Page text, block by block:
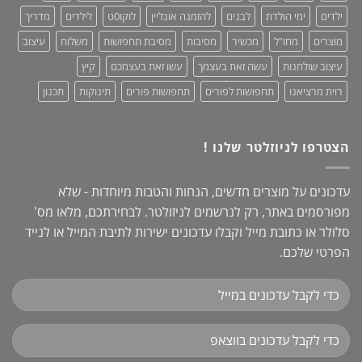
ילדים
ימי הולדת לבנים להזמנה אונליין לוקו0ט לילדים
מדריך
מוצרים
מחו"ל מכשיר מסיבות מסיבת תחפושות משלוח
עיצוב
עיצוב שולחנות
עשה זאת בעצמך עשו זאת בעצמכם
קיץ
רוית מרציאנו
תחפושות לפורים תחפושות פורים תינוקות תכנון
הצטרפו לניוזלטר שלנו !
עדכונים על מוצרים חדשים, הנחות והטבות מיוחדות - שלא
מפורסמים באתר, רק לנרשמים לניזולטר. לבחירתכם, מלאו מס'
סלולר או כתובת מייל וקבלו עדכונים ישירות לתיבת המייל או לנייד
הפרטי שלכם.